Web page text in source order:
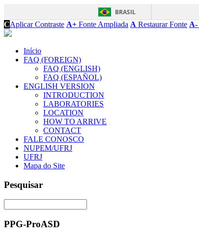
BRASIL
CAplicar Contraste A+ Fonte Ampliada A Restaurar Fonte A-
Início
FAQ (FOREIGN)
FAQ (ENGLISH)
FAQ (ESPAÑOL)
ENGLISH VERSION
INTRODUCTION
LABORATORIES
LOCATION
HOW TO ARRIVE
CONTACT
FALE CONOSCO
NUPEM/UFRJ
UFRJ
Mapa do Site
Pesquisar
PPG-ProASD